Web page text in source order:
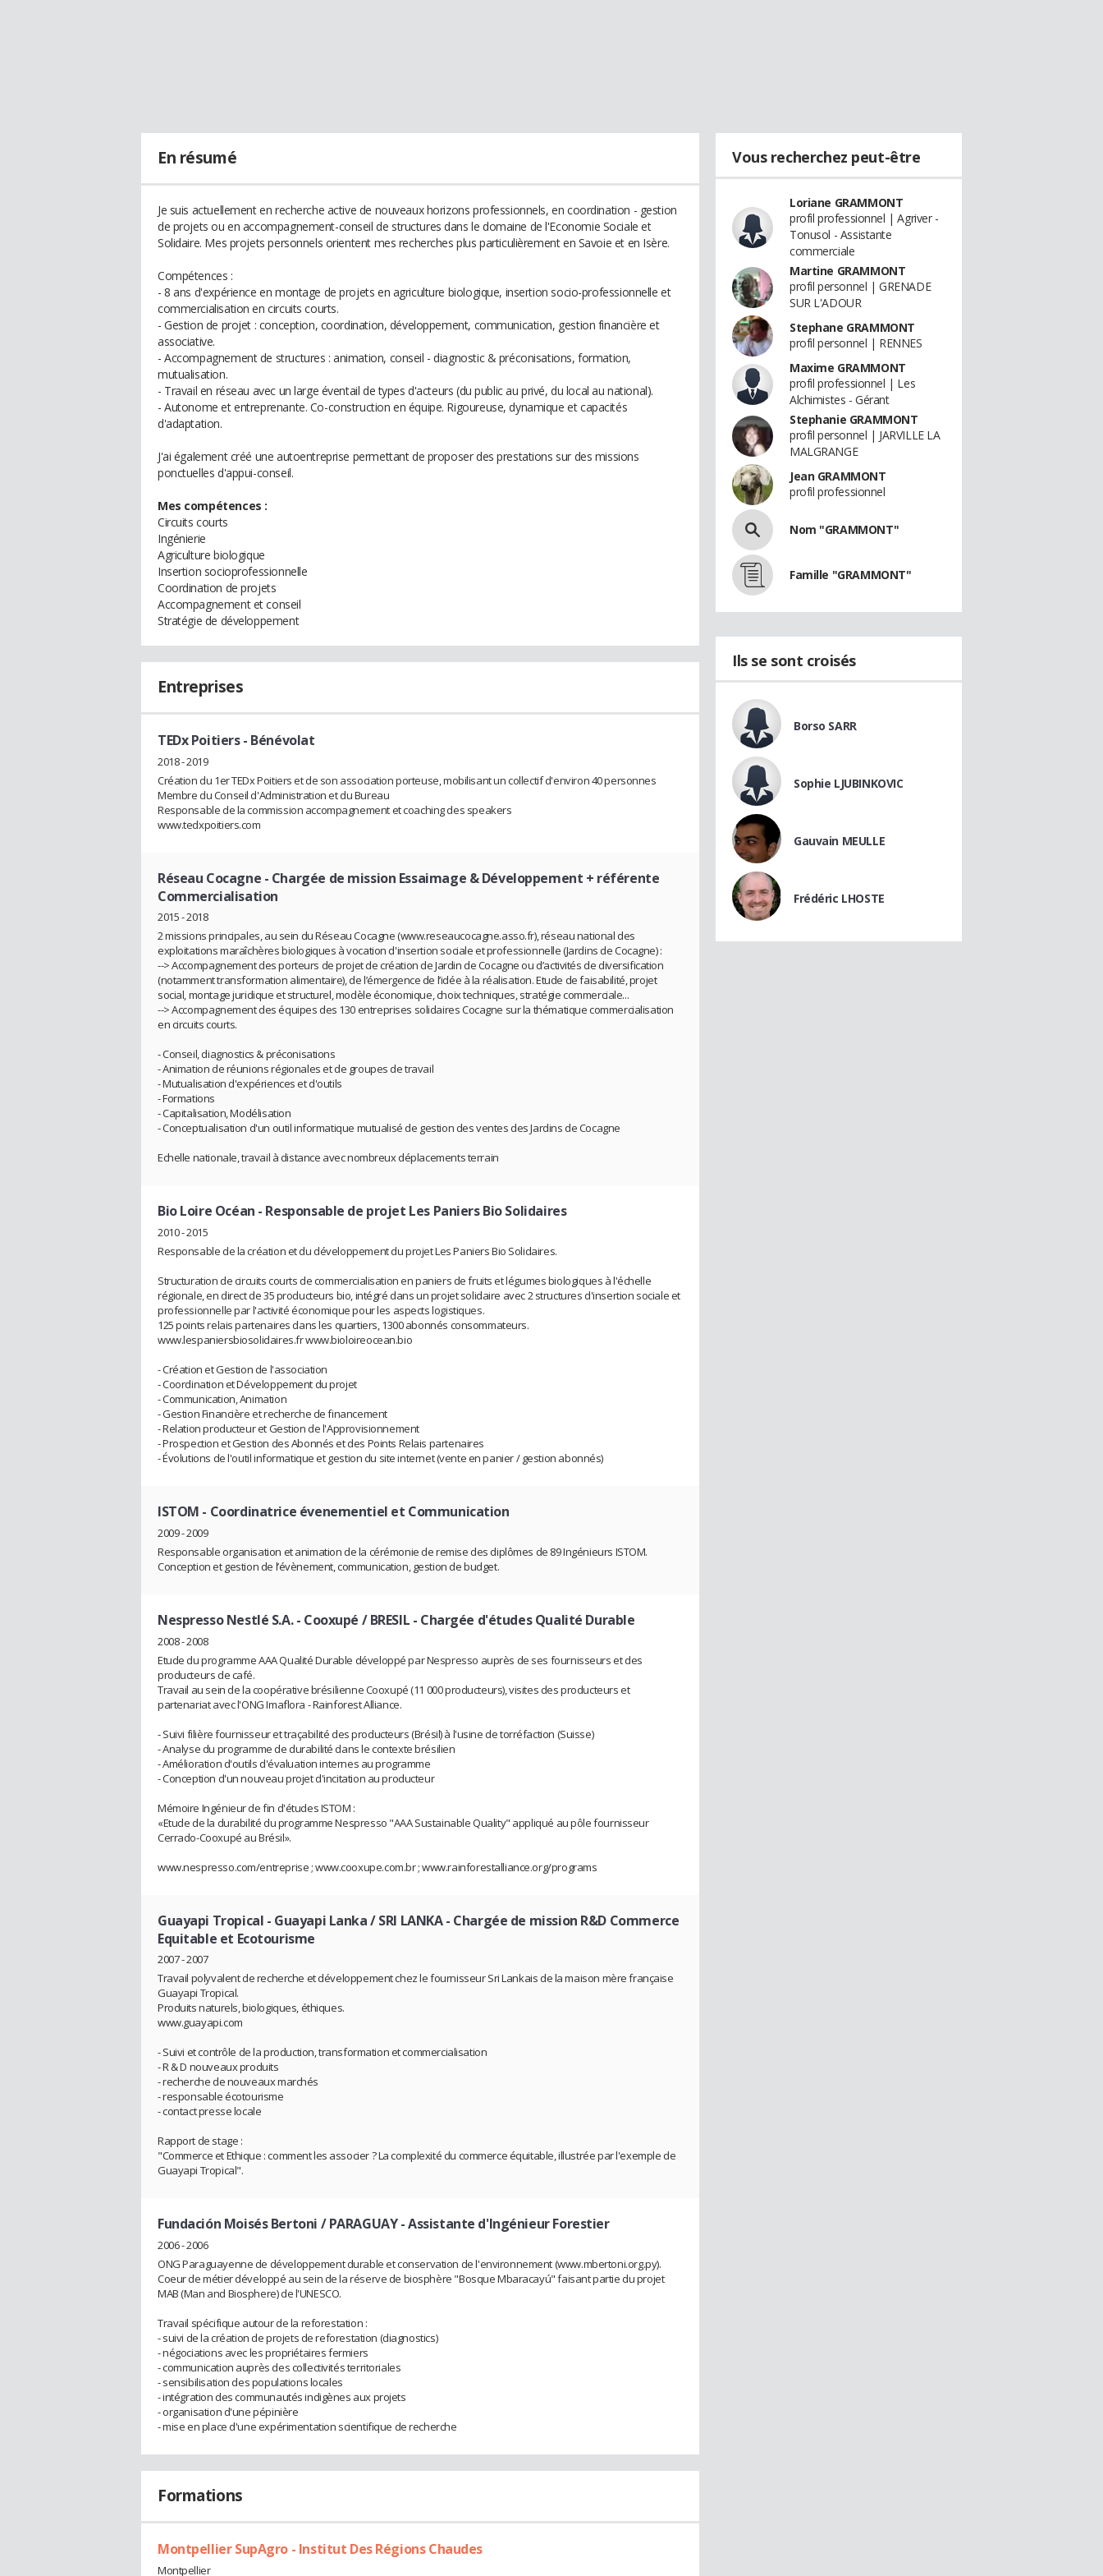
En résumé
Je suis actuellement en recherche active de nouveaux horizons professionnels, en coordination - gestion
de projets ou en accompagnement-conseil de structures dans le domaine de l'Economie Sociale et
Solidaire. Mes projets personnels orientent mes recherches plus particulièrement en Savoie et en Isère.
Compétences :
- 8 ans d'expérience en montage de projets en agriculture biologique, insertion socio-professionnelle et
commercialisation en circuits courts.
- Gestion de projet : conception, coordination, développement, communication, gestion financière et
associative.
- Accompagnement de structures : animation, conseil - diagnostic & préconisations, formation,
mutualisation.
- Travail en réseau avec un large éventail de types d'acteurs (du public au privé, du local au national).
- Autonome et entreprenante. Co-construction en équipe. Rigoureuse, dynamique et capacités
d'adaptation.
J'ai également créé une autoentreprise permettant de proposer des prestations sur des missions
ponctuelles d'appui-conseil.
Mes compétences :
Circuits courts
Ingénierie
Agriculture biologique
Insertion socioprofessionnelle
Coordination de projets
Accompagnement et conseil
Stratégie de développement
Entreprises
TEDx Poitiers- Bénévolat
2018 - 2019
Création du 1er TEDx Poitiers et de son association porteuse, mobilisant un collectif d'environ 40 personnes
Membre du Conseil d'Administration et du Bureau
Responsable de la commission accompagnement et coaching des speakers
www.tedxpoitiers.com
Réseau Cocagne - Chargée de mission Essaimage & Développement + référente
Commercialisation
2015 - 2018
2 missions principales, au sein du Réseau Cocagne (www.reseaucocagne.asso.fr), réseau national des
exploitations maraîchères biologiques à vocation d'insertion sociale et professionnelle (Jardins de Cocagne) :
--> Accompagnement des porteurs de projet de création de Jardin de Cocagne ou d’activités de diversification
(notamment transformation alimentaire), de l’émergence de l’idée à la réalisation. Etude de faisabilité, projet
social, montage juridique et structurel, modèle économique, choix techniques, stratégie commerciale...
--> Accompagnement des équipes des 130 entreprises solidaires Cocagne sur la thématique commercialisation
en circuits courts.
- Conseil, diagnostics & préconisations
- Animation de réunions régionales et de groupes de travail
- Mutualisation d'expériences et d'outils
- Formations
- Capitalisation, Modélisation
- Conceptualisation d'un outil informatique mutualisé de gestion des ventes des Jardins de Cocagne
Echelle nationale, travail à distance avec nombreux déplacements terrain
Bio Loire Océan - Responsable de projet Les Paniers Bio Solidaires
2010 - 2015
Responsable de la création et du développement du projet Les Paniers Bio Solidaires.
Structuration de circuits courts de commercialisation en paniers de fruits et légumes biologiques à l'échelle
régionale, en direct de 35 producteurs bio, intégré dans un projet solidaire avec 2 structures d'insertion sociale et
professionnelle par l'activité économique pour les aspects logistiques.
125 points relais partenaires dans les quartiers, 1300 abonnés consommateurs.
www.lespaniersbiosolidaires.fr www.bioloireocean.bio
- Création et Gestion de l'association
- Coordination et Développement du projet
- Communication, Animation
- Gestion Financière et recherche de financement
- Relation producteur et Gestion de l'Approvisionnement
- Prospection et Gestion des Abonnés et des Points Relais partenaires
- Évolutions de l'outil informatique et gestion du site internet (vente en panier / gestion abonnés)
ISTOM - Coordinatrice évenementiel et Communication
2009 - 2009
Responsable organisation et animation de la cérémonie de remise des diplômes de 89 Ingénieurs ISTOM.
Conception et gestion de l’évènement, communication, gestion de budget.
Nespresso Nestlé S.A. - Cooxupé / BRESIL - Chargée d'études Qualité Durable
2008 - 2008
Etude du programme AAA Qualité Durable développé par Nespresso auprès de ses fournisseurs et des
producteurs de café.
Travail au sein de la coopérative brésilienne Cooxupé (11 000 producteurs), visites des producteurs et
partenariat avec l'ONG Imaflora - Rainforest Alliance.
- Suivi filière fournisseur et traçabilité des producteurs (Brésil) à l'usine de torréfaction (Suisse)
- Analyse du programme de durabilité dans le contexte brésilien
- Amélioration d'outils d'évaluation internes au programme
- Conception d'un nouveau projet d'incitation au producteur
Mémoire Ingénieur de fin d'études ISTOM :
«Etude de la durabilité du programme Nespresso "AAA Sustainable Quality" appliqué au pôle fournisseur
Cerrado-Cooxupé au Brésil».
www.nespresso.com/entreprise ; www.cooxupe.com.br ; www.rainforestalliance.org/programs
Guayapi Tropical - Guayapi Lanka / SRI LANKA- Chargée de mission R&D Commerce
Equitable et Ecotourisme
2007 - 2007
Travail polyvalent de recherche et développement chez le fournisseur Sri Lankais de la maison mère française
Guayapi Tropical.
Produits naturels, biologiques, éthiques.
www.guayapi.com
- Suivi et contrôle de la production, transformation et commercialisation
- R & D nouveaux produits
- recherche de nouveaux marchés
- responsable écotourisme
- contact presse locale
Rapport de stage :
"Commerce et Ethique : comment les associer ? La complexité du commerce équitable, illustrée par l'exemple de
Guayapi Tropical".
Fundación Moisés Bertoni / PARAGUAY- Assistante d'Ingénieur Forestier
2006 - 2006
ONG Paraguayenne de développement durable et conservation de l'environnement (www.mbertoni.org.py).
Coeur de métier développé au sein de la réserve de biosphère "Bosque Mbaracayú" faisant partie du projet
MAB (Man and Biosphere) de l'UNESCO.
Travail spécifique autour de la reforestation :
- suivi de la création de projets de reforestation (diagnostics)
- négociations avec les propriétaires fermiers
- communication auprès des collectivités territoriales
- sensibilisation des populations locales
- intégration des communautés indigènes aux projets
- organisation d'une pépinière
- mise en place d'une expérimentation scientifique de recherche
Formations
Montpellier SupAgro - Institut Des Régions Chaudes
Montpellier
Vous recherchez peut-être
Loriane GRAMMONT
profil professionnel | Agriver -
Tonusol - Assistante
commerciale
Martine GRAMMONT
profil personnel | GRENADE
SUR L'ADOUR
Stephane GRAMMONT
profil personnel | RENNES
Maxime GRAMMONT
profil professionnel | Les
Alchimistes - Gérant
Stephanie GRAMMONT
profil personnel | JARVILLE LA
MALGRANGE
Jean GRAMMONT
profil professionnel
Nom "GRAMMONT"
Famille "GRAMMONT"
Ils se sont croisés
Borso SARR
Sophie LJUBINKOVIC
Gauvain MEULLE
Frédéric LHOSTE